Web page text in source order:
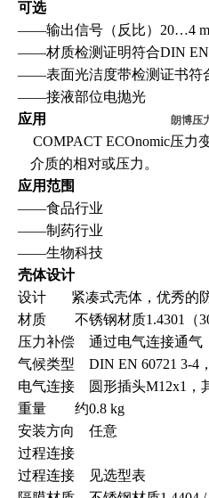
可选
——输出信号 （ 反比） 20…4
——材质检测证明符合DIN EN
——表面光洁度带检测证书符
——接液部位电抛光
应用
朗博压
COMPACT ECOnomic压力
介质的相对或压力。
应用范围
——食品行业
——制药行业
——生物科技
壳体设计
设计
紧凑式壳体，优秀的
材质 不锈钢材质1.4301
（
压力补偿 通过电气连接通气
气候类型 DIN EN 60721 3-4 ，
电气连接 圆形插头M12x1，
重量 约0.8 kg
安装方向 任意
过程连接
过程连接 见选型表